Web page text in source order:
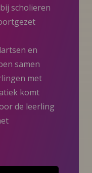
scholieren
en
samen
met
komt
de leerling